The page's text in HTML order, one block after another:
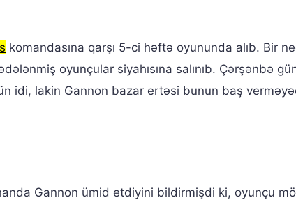
komandasına qarşı 5-ci həftə oyununda alıb. Bir
oyunçular siyahısına salınıb. Çərşənbə
idi, lakin Gannon bazar ertəsi bunun baş
Gannon ümid etdiyini bildirmişdi ki, oyunçu